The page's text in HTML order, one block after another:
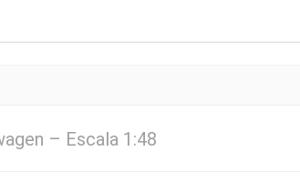
– Escala 1:48